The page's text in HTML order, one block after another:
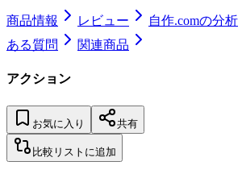
商品情報 レビュー 自作.comの分析
ある質問
関連商品
アクション
お気に入り 共有
比較リストに追加